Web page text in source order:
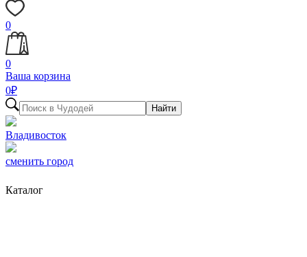
0
0
Ваша корзина
0₽
Найти
Владивосток
сменить город
Каталог